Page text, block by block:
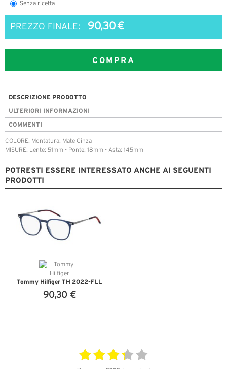
Senza ricetta
PREZZO FINALE: 90,30 €
COMPRA
DESCRIZIONE PRODOTTO
ULTERIORI INFORMAZIONI
COMMENTI
COLORE: Montatura: Mate Cinza
MISURE: Lente: 51mm - Ponte: 18mm - Asta: 145mm
POTRESTI ESSERE INTERESSATO ANCHE AI SEGUENTI
PRODOTTI
Tommy Hilfiger TH 2022-FLL
90,30 €